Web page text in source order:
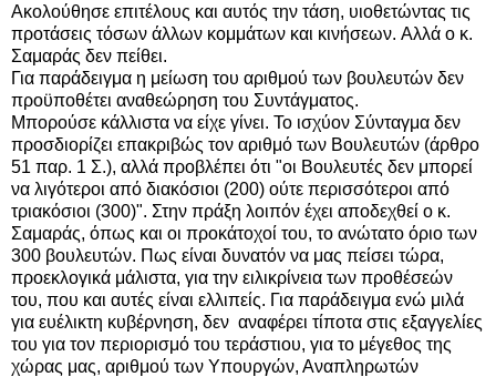
Ακολούθησε επιτέλους και αυτός την τάση, υιοθετώντας τις
προτάσεις τόσων άλλων κομμάτων και κινήσεων. Αλλά ο κ.
Σαμαράς δεν πείθει.
Για παράδειγμα η μείωση του αριθμού των βουλευτών δεν
προϋποθέτει αναθεώρηση του Συντάγματος.
Μπορούσε κάλλιστα να είχε γίνει. Το ισχύον Σύνταγμα δεν
προσδιορίζει επακριβώς τον αριθμό των Βουλευτών (άρθρο
51 παρ. 1 Σ.), αλλά προβλέπει ότι "οι Βουλευτές δεν μπορεί
να λιγότεροι από διακόσιοι (200) ούτε περισσότεροι από
τριακόσιοι (300)". Στην πράξη λοιπόν έχει αποδεχθεί ο κ.
Σαμαράς, όπως και οι προκάτοχοί του, το ανώτατο όριο των
300 βουλευτών. Πως είναι δυνατόν να μας πείσει τώρα,
προεκλογικά μάλιστα, για την ειλικρίνεια των προθέσεών
του, που και αυτές είναι ελλιπείς. Για παράδειγμα ενώ μιλά
για ευέλικτη κυβέρνηση, δεν αναφέρει τίποτα στις εξαγγελίες
του για τον περιορισμό του τεράστιου, για το μέγεθος της
χώρας μας, αριθμού των Υπουργών, Αναπληρωτών